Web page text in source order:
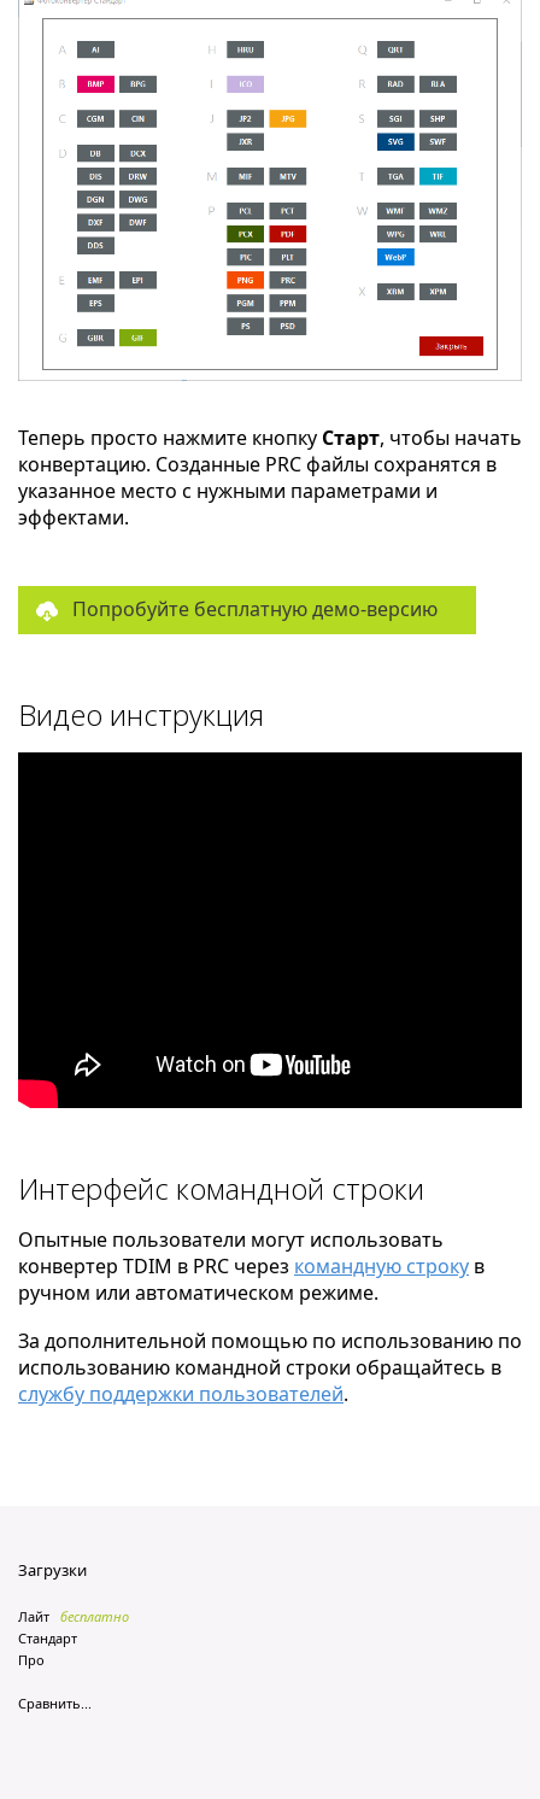
Теперь просто нажмите кнопку Старт, чтобы начать
конвертацию. Созданные PRC файлы сохранятся в
указанное место с нужными параметрами и
эффектами.
Попробуйте бесплатную демо-версию
Видео инструкция
Интерфейс командной строки
Опытные пользователи могут использовать
конвертер TDIM в PRC через командную строку в
ручном или автоматическом режиме.
За дополнительной помощью по использованию по
использованию командной строки обращайтесь в
службу поддержки пользователей.
Загрузки
Лайт бесплатно
Стандарт
Про
Сравнить...